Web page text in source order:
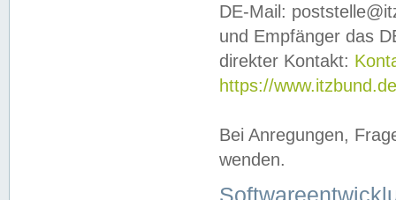
DE-Mail:
und Empfänger das
direkter Kontakt:
https://
Bei Anregungen,
wenden.